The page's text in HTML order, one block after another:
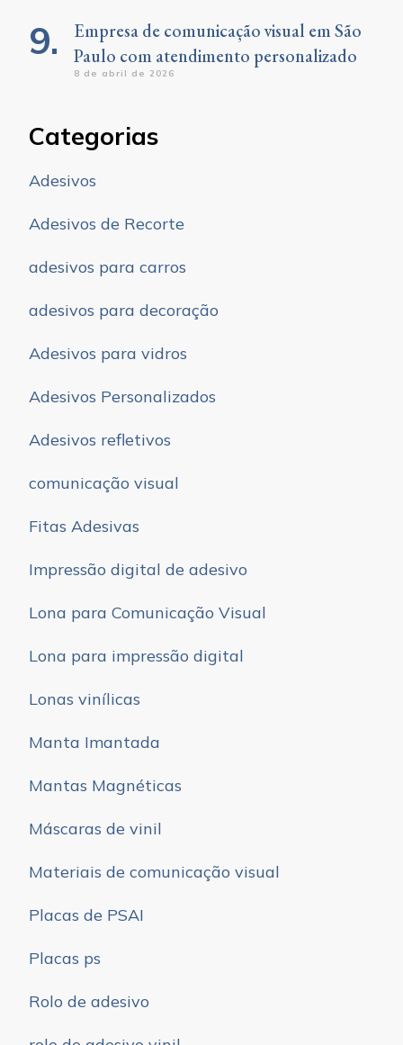
Empresa de comunicação visual em São
Paulo com atendimento personalizado
8 de abril de 2026
Categorias
Adesivos
Adesivos de Recorte
adesivos para carros
adesivos para decoração
Adesivos para vidros
Adesivos Personalizados
Adesivos refletivos
comunicação visual
Fitas Adesivas
Impressão digital de adesivo
Lona para Comunicação Visual
Lona para impressão digital
Lonas vinílicas
Manta Imantada
Mantas Magnéticas
Máscaras de vinil
Materiais de comunicação visual
Placas de PSAI
Placas ps
Rolo de adesivo